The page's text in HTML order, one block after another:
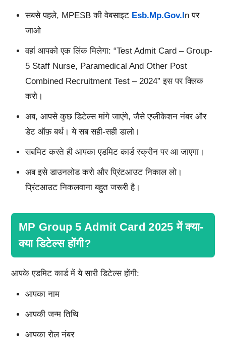
सबसे पहले, MPESB की वेबसाइट Esb.mp.gov.iN पर
जाओ
वहां आपको एक लिंक मिलेगा: “Test Admit Card – Group-
5 Staff Nurse, Paramedical And Other Post
Combined Recruitment Test – 2024” इस पर क्लिक
करो।
अब, आपसे कुछ डिटेल्स मांगे जाएंगे, जैसे एप्लीकेशन नंबर और
डेट ऑफ़ बर्थ। ये सब सही-सही डालो।
सबमिट करते ही आपका एडमिट कार्ड स्क्रीन पर आ जाएगा।
अब इसे डाउनलोड करो और प्रिंटआउट निकाल लो।
प्रिंटआउट निकलवाना बहुत जरूरी है।
MP Group 5 Admit Card 2025 में क्या-
क्या डिटेल्स होंगी?
आपके एडमिट कार्ड में ये सारी डिटेल्स होंगी:
आपका नाम
आपकी जन्म तिथि
आपका रोल नंबर